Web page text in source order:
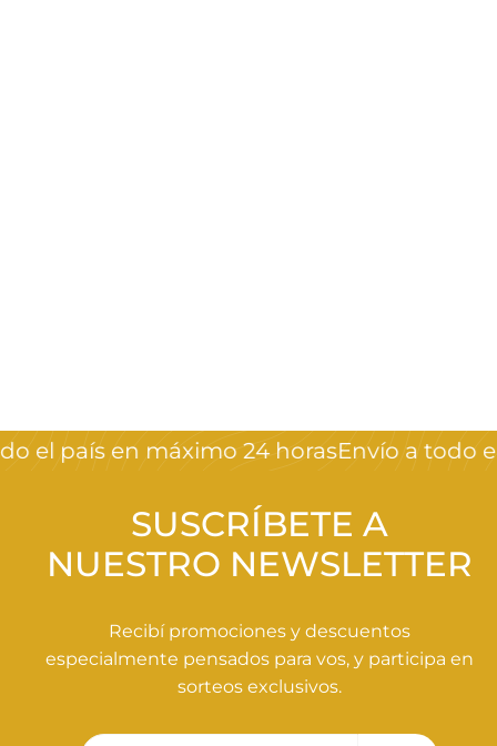
0
,
el país en máximo 24 horasEnvío a todo el
SUSCRÍBETE A
NUESTRO NEWSLETTER
Recibí promociones y descuentos
especialmente pensados para vos, y participa en
sorteos exclusivos.